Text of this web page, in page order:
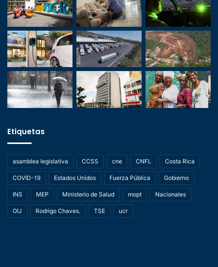
Etiquetas
asamblea legislativa CCSS cne CNFL Costa Rica
COVID-19 Estados Unidos Fuerza Pública Gobierno
INS MEP Ministerio de Salud mopt Nacionales
OIJ Rodrigo Chaves. TSE ucr